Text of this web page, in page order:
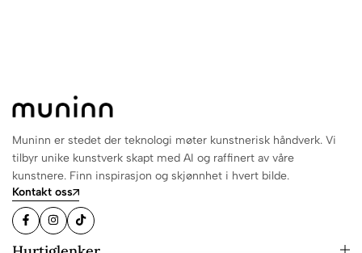
Muninn er stedet der teknologi møter kunstnerisk håndverk. Vi
tilbyr unike kunstverk skapt med AI og raffinert av våre
kunstnere. Finn inspirasjon og skjønnhet i hvert bilde.
Kontakt oss